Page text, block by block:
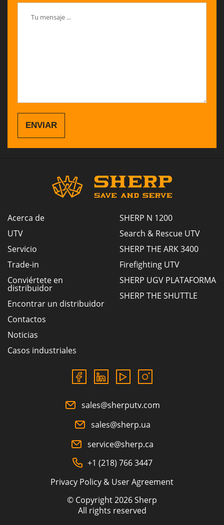
ENVIAR
Acerca de
UTV
Servicio
Trade-in
Conviértete en
distribuidor
Encontrar un distribuidor
Contactos
Noticias
Casos industriales
SHERP N 1200
Search & Rescue UTV
SHERP THE ARK 3400
Firefighting UTV
SHERP UGV PLATAFORMA
SHERP THE SHUTTLE
sales@sherputv.com
sales@sherp.ua
service@sherp.ca
+1 (218) 766 3447
Privacy Policy & User Agreement
© Copyright 2026 Sherp
All rights reserved